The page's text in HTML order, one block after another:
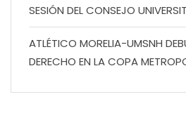
SESIÓN DEL CONSEJO
ATLÉTICO MORELIA-UMSNH
DERECHO EN LA COPA